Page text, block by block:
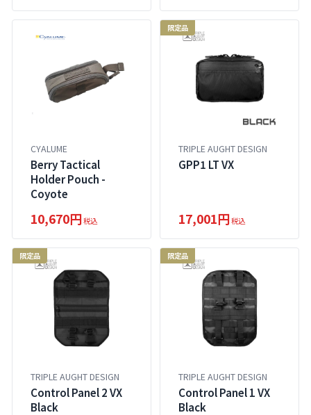
CYALUME
Berry Tactical
Holder Pouch -
Coyote
10,670円税込
限定品
TRIPLE AUGHT DESIGN
GPP1 LT VX
17,001円税込
限定品
TRIPLE AUGHT DESIGN
Control Panel 2 VX
Black
限定品
TRIPLE AUGHT DESIGN
Control Panel 1 VX
Black